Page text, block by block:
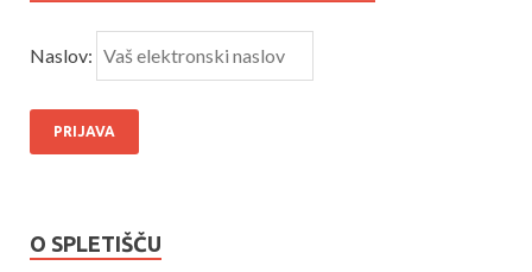
Naslov:
O SPLETIŠČU